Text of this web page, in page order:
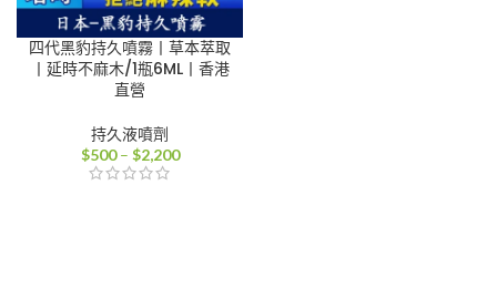
四代黑豹持久噴霧丨草本萃取
丨延時不麻木/1瓶6ML丨香港
直營
持久液噴劑
$500 – $2,200價